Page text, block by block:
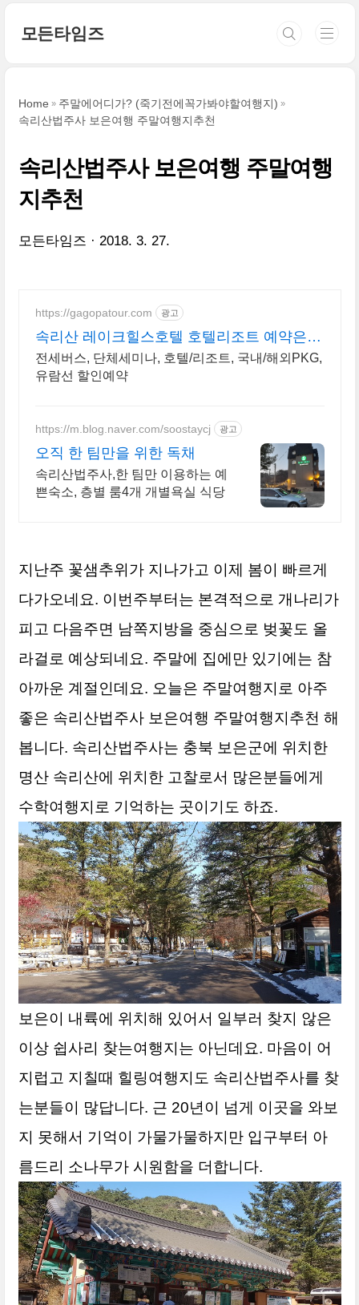
모든타임즈
Home
주말에어디가? (죽기전에꼭가봐야할여행지)
속리산법주사 보은여행 주말여행지추천
속리산법주사 보은여행 주말여행
지추천
모든타임즈 2018. 3. 27.
https://gagopatour.com 광고
속리산 레이크힐스호텔 호텔리조트 예약은
가고파여행
전세버스, 단체세미나, 호텔/리조트, 국내/해외PKG,
유람선 할인예약
https://m.blog.naver.com/soostaycj 광고
오직 한 팀만을 위한 독채
속리산법주사,한 팀만 이용하는 예
쁜숙소, 층별 룸4개 개별욕실 식당
지난주 꽃샘추위가 지나가고 이제 봄이 빠르게
다가오네요. 이번주부터는 본격적으로 개나리가
피고 다음주면 남쪽지방을 중심으로 벚꽃도 올
라걸로 예상되네요. 주말에 집에만 있기에는 참
아까운 계절인데요. 오늘은 주말여행지로 아주
좋은 속리산법주사 보은여행 주말여행지추천 해
봅니다. 속리산법주사는 충북 보은군에 위치한
명산 속리산에 위치한 고찰로서 많은분들에게
수학여행지로 기억하는 곳이기도 하죠.
보은이 내륙에 위치해 있어서 일부러 찾지 않은
이상 쉽사리 찾는여행지는 아닌데요. 마음이 어
지럽고 지칠때 힐링여행지도 속리산법주사를 찾
는분들이 많답니다. 근 20년이 넘게 이곳을 와보
지 못해서 기억이 가물가물하지만 입구부터 아
름드리 소나무가 시원함을 더합니다.